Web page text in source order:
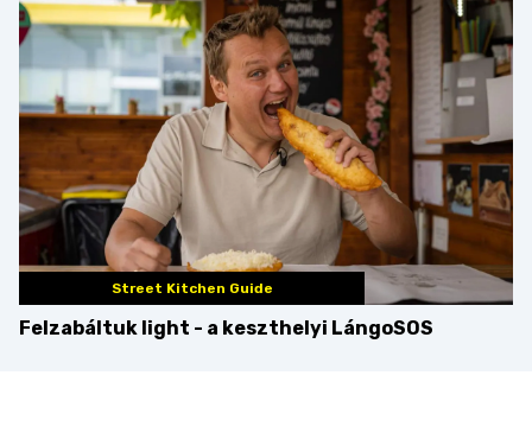
Street Kitchen Guide
Felzabáltuk light - a keszthelyi LángoSOS